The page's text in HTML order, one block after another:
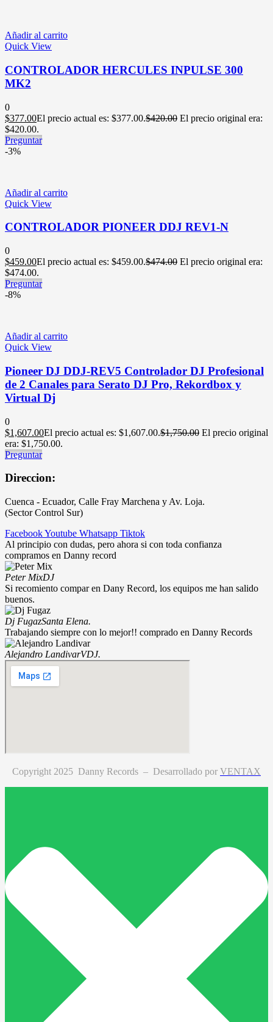
Añadir al carrito
Quick View
CONTROLADOR HERCULES INPULSE 300
MK2
0
$377.00El precio actual es: $377.00.$420.00 El precio original era:
$420.00.
Preguntar
-3%
Añadir al carrito
Quick View
CONTROLADOR PIONEER DDJ REV1-N
0
$459.00El precio actual es: $459.00.$474.00 El precio original era:
$474.00.
Preguntar
-8%
Añadir al carrito
Quick View
Pioneer DJ DDJ-REV5 Controlador DJ Profesional
de 2 Canales para Serato DJ Pro, Rekordbox y
Virtual Dj
0
$1,607.00El precio actual es: $1,607.00.$1,750.00 El precio original
era: $1,750.00.
Preguntar
Direccion:
Cuenca - Ecuador, Calle Fray Marchena y Av. Loja.
(Sector Control Sur)
FacebookYoutube Whatsapp Tiktok
Al principio con dudas, pero ahora si con toda confianza
compramos en Danny record
Peter MixDJ
Si recomiento compar en Dany Record, los equipos me han salido
buenos.
Dj FugazSanta Elena.
Trabajando siempre con lo mejor!! comprado en Danny Records
Alejandro LandivarVDJ.
Copyright 2025 Danny Records – Desarrollado por VENTAX